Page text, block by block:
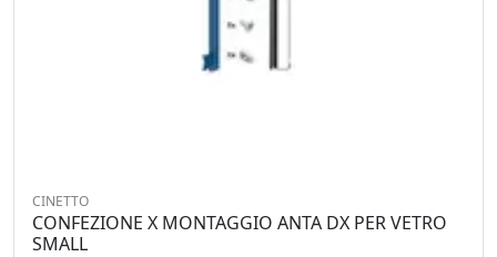
CINETTO
CONFEZIONE X MONTAGGIO ANTA DX PER VETRO
SMALL